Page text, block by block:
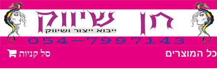
כל המוצרים